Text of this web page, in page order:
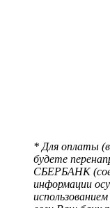
* Для оплаты
будете
СБЕРБАНК
информации